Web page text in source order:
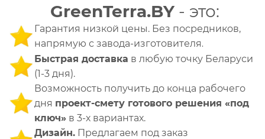
GreenTerra.BY- это:
Гарантия низкой цены. Без посредников,
напрямую с завода-изготовителя.
Быстрая доставка в любую точку Беларуси
(1-3 дня).
Возможность получить до конца рабочего
дня проект-смету готового решения «под
ключ» в 3-х вариантах.
Дизайн. Предлагаем под заказ